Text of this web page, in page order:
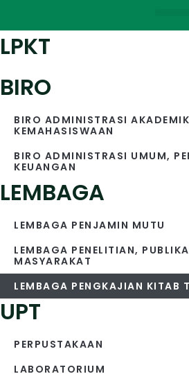
LPKT
BIRO
BIRO ADMINISTRASI
KEMAHASISWAAN
BIRO ADMINISTRASI UMUM,
KEUANGAN
LEMBAGA
LEMBAGA PENJAMIN MUTU
LEMBAGA PENELITIAN,
MASYARAKAT
LEMBAGA PENGKAJIAN KITAB
UPT
PERPUSTAKAAN
LABORATORIUM